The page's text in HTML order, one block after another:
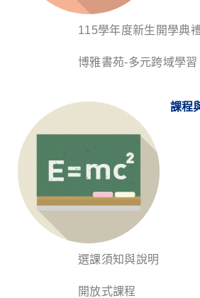
115學年度新生開學典
博雅書苑-多元跨域學習
課程
選課須知與說明
開放式課程